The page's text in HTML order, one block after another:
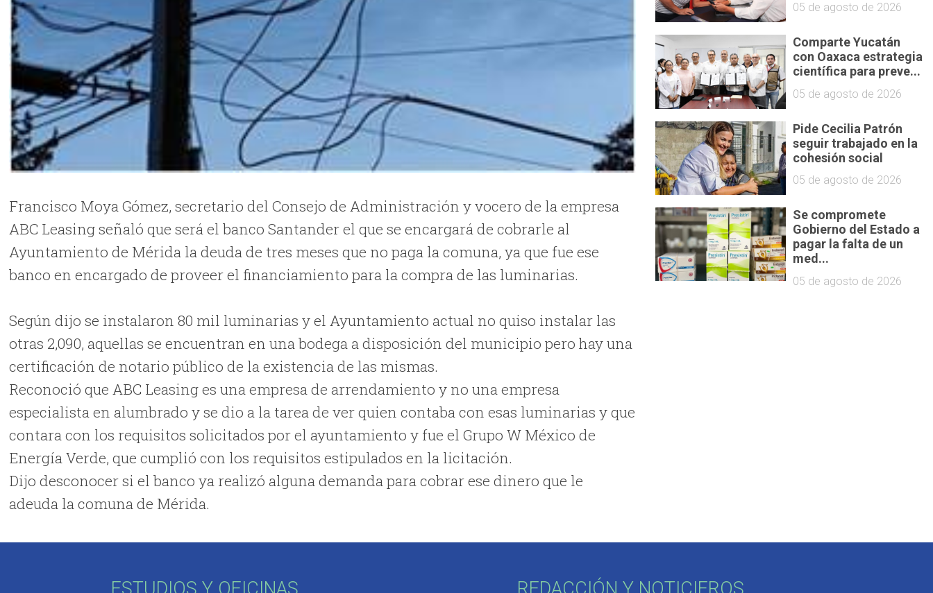
Francisco Moya Gómez, secretario del Consejo de Administración y vocero de la empresa
ABC Leasing señaló que será el banco Santander el que se encargará de cobrarle al
Ayuntamiento de Mérida la deuda de tres meses que no paga la comuna, ya que fue ese
banco en encargado de proveer el financiamiento para la compra de las luminarias.
Según dijo se instalaron 80 mil luminarias y el Ayuntamiento actual no quiso instalar las
otras 2,090, aquellas se encuentran en una bodega a disposición del municipio pero hay una
certificación de notario público de la existencia de las mismas.
Reconoció que ABC Leasing es una empresa de arrendamiento y no una empresa
especialista en alumbrado y se dio a la tarea de ver quien contaba con esas luminarias y que
contara con los requisitos solicitados por el ayuntamiento y fue el Grupo W México de
Energía Verde, que cumplió con los requisitos estipulados en la licitación.
Dijo desconocer si el banco ya realizó alguna demanda para cobrar ese dinero que le
adeuda la comuna de Mérida.
05 de agosto de 2026
Comparte Yucatán
con Oaxaca estrategia
científica para preve...
05 de agosto de 2026
Pide Cecilia Patrón
seguir trabajado en la
cohesión social
05 de agosto de 2026
Se compromete
Gobierno del Estado a
pagar la falta de un
med...
05 de agosto de 2026
ESTUDIOS Y OFICINAS REDACCIÓN Y NOTICIEROS